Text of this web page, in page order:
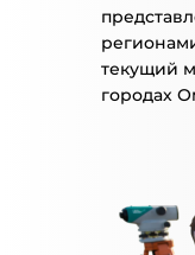
текущий
городах